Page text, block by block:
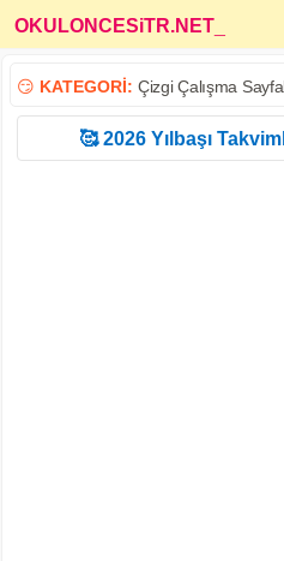
OKULONCESiTR.NET
😏 KATEGORİ: Çizgi Çalışma
🥰 2026 Yılbaşı